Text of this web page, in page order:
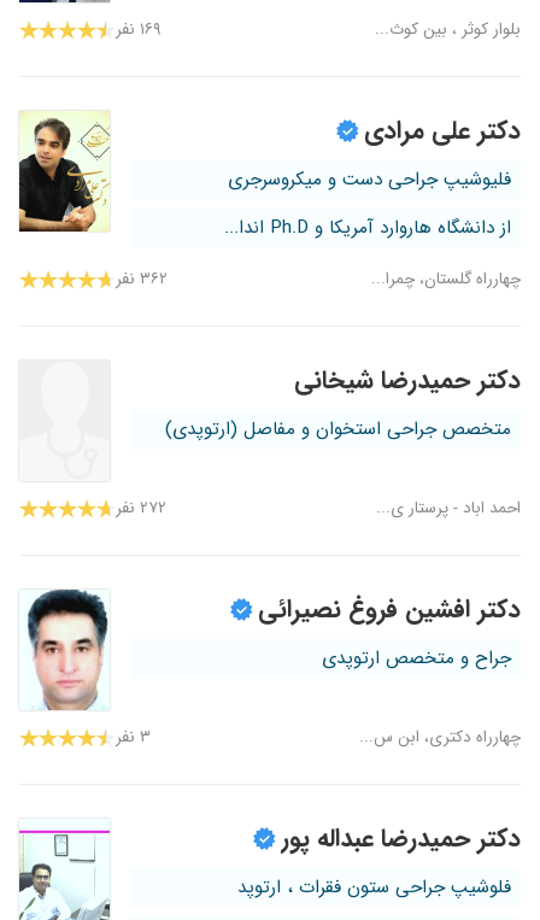
بلوار کوثر ، بین کوث... ۱۶۹ نفر
دکتر علی مرادی
فلیوشیپ جراحی دست و میکروسرجری
از دانشگاه هاروارد آمریکا و Ph.D اندا...
چهارراه گلستان، چمرا... ۳۶۲ نفر
دکتر حمیدرضا شیخانی
متخصص جراحی استخوان و مفاصل (ارتوپدی)
احمد اباد - پرستار ی... ۲۷۲ نفر
دکتر افشین فروغ نصیرائی
جراح و متخصص ارتوپدی
چهارراه دکتری، ابن س... ۳ نفر
دکتر حمیدرضا عبداله پور
فلوشیپ جراحی ستون فقرات ، ارتوپد